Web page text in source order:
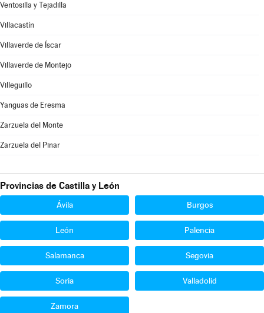
Ventosilla y Tejadilla
Villacastín
Villaverde de Íscar
Villaverde de Montejo
Villeguillo
Yanguas de Eresma
Zarzuela del Monte
Zarzuela del Pinar
Provincias de Castilla y León
Ávila Burgos
León Palencia
Salamanca Segovia
Soria Valladolid
Zamora